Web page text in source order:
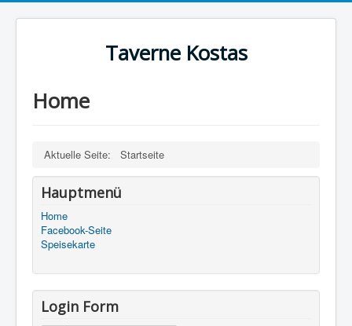
Taverne Kostas
Home
Aktuelle Seite: Startseite
Hauptmenü
Home
Facebook-Seite
Speisekarte
Login Form